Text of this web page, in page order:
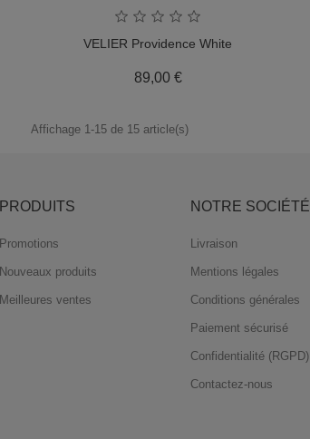
VELIER Providence White
89,00 €Prix
Affichage 1-15 de 15 article(s)
PRODUITS
Promotions
Nouveaux produits
Meilleures ventes
NOTRE SOCIÉTÉ
Livraison
Mentions légales
Conditions générales
Paiement sécurisé
Confidentialité (RGPD)
Contactez-nous